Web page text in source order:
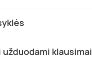
užduodami klausimai